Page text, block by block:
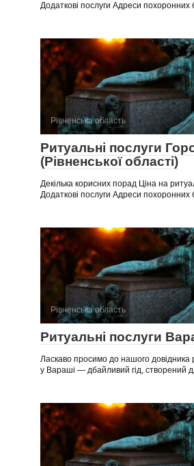
Додаткові послуги Адреси похоронних
Рівненська область
Ритуальні послуги
(Рівненської області)
Декілька корисних порад Ціна на
Додаткові послуги Адреси похоронних
Рівненська область
Ритуальні послуги
Ласкаво просимо до нашого довідника
у Вараші — дбайливий гід, створений